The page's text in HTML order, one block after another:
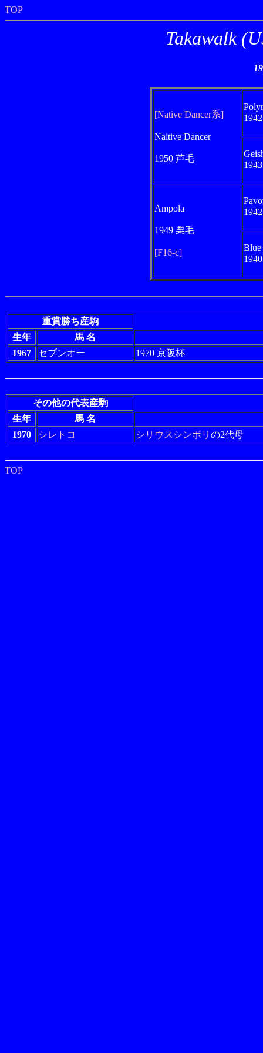
TOP
Takawalk
[Native Dancer系]
Naitive Dancer
1950 芦毛
Ampola
1949 栗毛
[F16-c]
Blue
重賞勝ち産駒
生年
馬 名
1967
セブンオー 1970 京阪杯
その他の代表産駒
生年
馬 名
1970
シレトコ シリウスシンボリ の2代母
TOP